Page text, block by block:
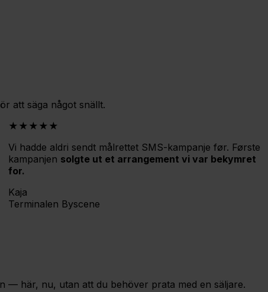
att säga något snällt.
★★★★★
Vi hadde aldri sendt målrettet SMS-kampanje før. Første
kampanjen solgte ut et arrangement vi var bekymret
for.
Kaja
Terminalen Byscene
— här, nu, utan att du behöver prata med en säljare.